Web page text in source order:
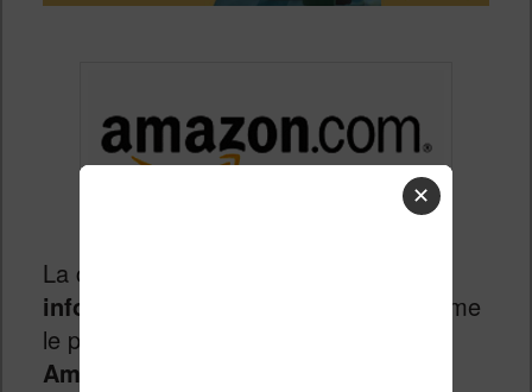
La chaîne
infographie
très intéressante qui résume
le parcourt de l’
Amazon
✕